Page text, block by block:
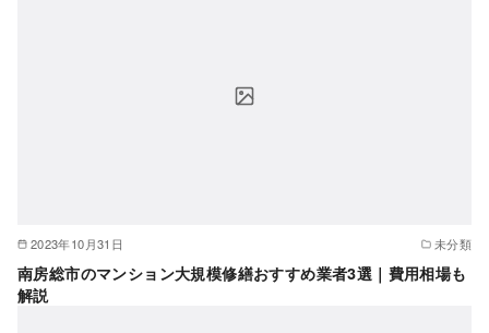
2023年10月31日 未分類
南房総市のマンション大規模修繕おすすめ業者3選｜費用相場も
解説